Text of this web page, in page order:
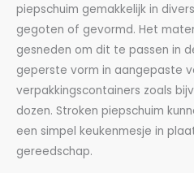
piepschuim gemakkelijk in
gegoten of gevormd. Het
gesneden om dit te passen in
geperste vorm in aangepaste
verpakkingscontainers zoals
dozen. Stroken piepschuim
een simpel keukenmesje in
gereedschap.